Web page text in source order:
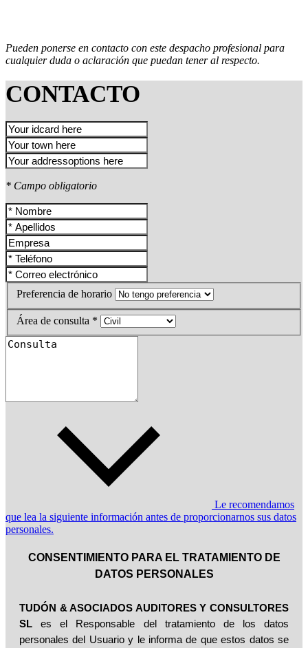
Pueden ponerse en contacto con este despacho profesional para
cualquier duda o aclaración que puedan tener al respecto.
CONTACTO
* Campo obligatorio
Preferencia de horario
Área de consulta *
Le recomendamos
que lea la siguiente información antes de proporcionarnos sus datos
personales.
CONSENTIMIENTO PARA EL TRATAMIENTO DE
DATOS PERSONALES
TUDÓN & ASOCIADOS AUDITORES Y CONSULTORES
SL es el Responsable del tratamiento de los datos
personales del Usuario y le informa de que estos datos se